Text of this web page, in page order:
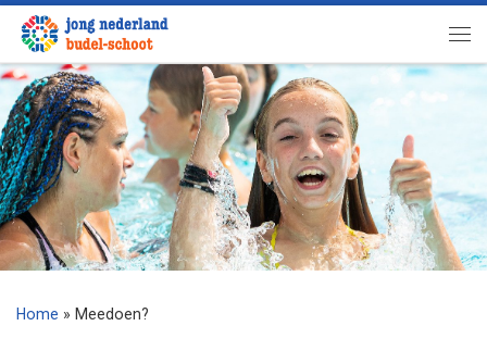
Ga naar inhoud
Home » Meedoen?